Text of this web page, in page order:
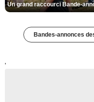
Bandes-annonces
'